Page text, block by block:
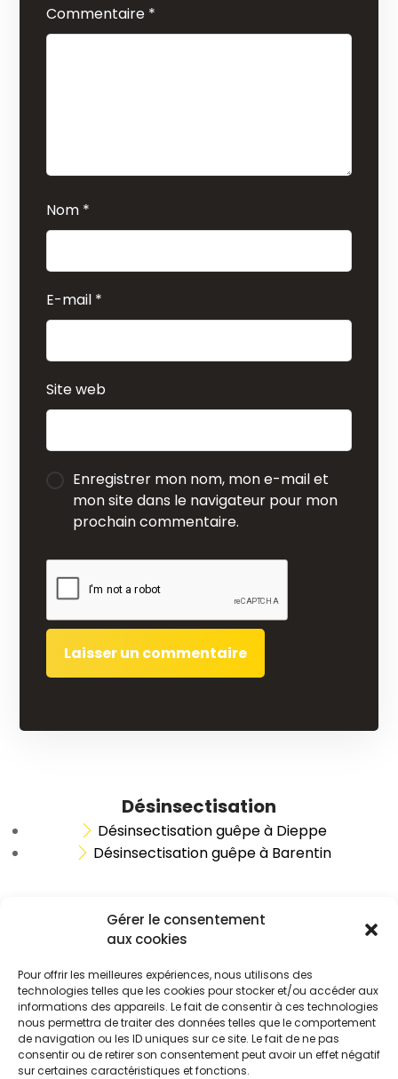
Gérer le consentement
aux cookies
Pour offrir les meilleures expériences, nous utilisons des
technologies telles que les cookies pour stocker et/ou accéder aux
informations des appareils. Le fait de consentir à ces technologies
nous permettra de traiter des données telles que le comportement
de navigation ou les ID uniques sur ce site. Le fait de ne pas
consentir ou de retirer son consentement peut avoir un effet négatif
sur certaines caractéristiques et fonctions.
Commentaire *
Nom *
E-mail *
Site web
Enregistrer mon nom, mon e-mail et
mon site dans le navigateur pour mon
prochain commentaire.
Désinsectisation
Désinsectisation guêpe à Dieppe
Désinsectisation guêpe à Barentin
© Copyright 2026 Destruct' Insectes. Site réalisé par l'agence web
Dot Perfect.
Mentions légales Politique de confidentialité Plan du site